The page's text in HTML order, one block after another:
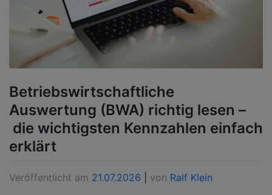
Betriebswirtschaftliche
Auswertung (BWA) richtig lesen –
die wichtigsten Kennzahlen einfach
erklärt
Veröffentlicht am 21.07.2026 von Ralf Klein